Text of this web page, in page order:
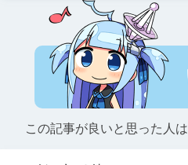
この記事が良いと思った人